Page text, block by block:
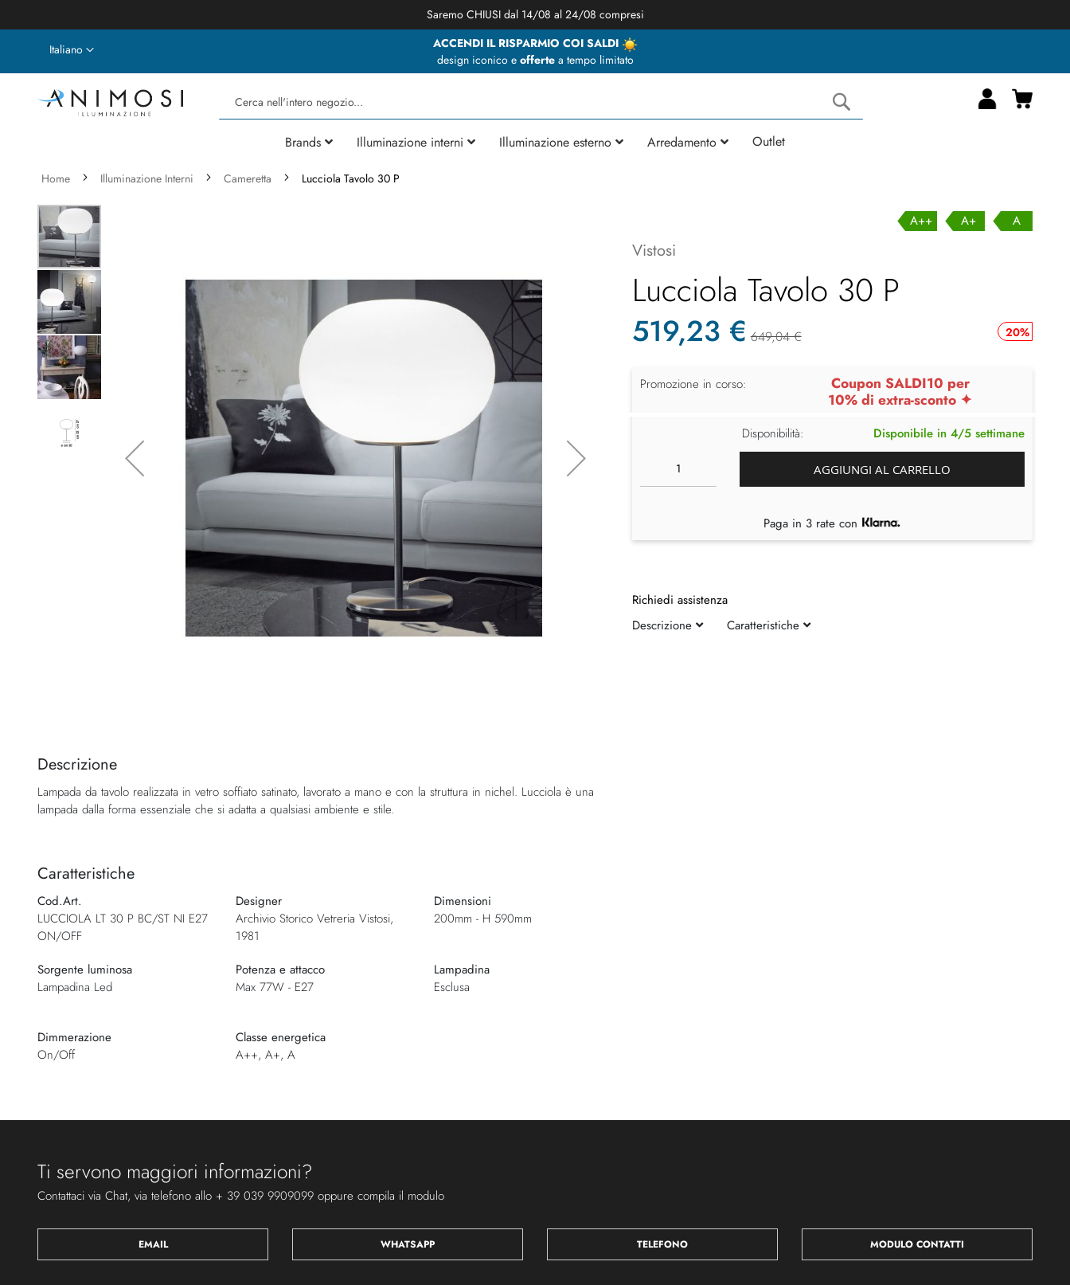
★ Animosi Illuminazione vi augura delle BUONE VACANZE ★
ACCENDI IL RISPARMIO COI SALDI
design iconico e offertea tempo limitato
Lingua
Italiano
Cerca Cerca
Carrello
Brands Illuminazione interni Illuminazione esterno Arredamento Outlet
Home Illuminazione Interni Cameretta Lucciola Tavolo 30 P
Vai
alla
fine
della
galleria
di
immagini
della
di
immagini
Descrizione
Lampada da tavolo realizzata in vetro soffiato satinato, lavorato a mano e con la struttura in nichel. Lucciola è una
lampada dalla forma essenziale che si adatta a qualsiasi ambiente e stile.
Caratteristiche
Cod.Art.
LUCCIOLA LT 30 P BC/ST NI E27
ON/OFF
Designer
Archivio Storico Vetreria Vistosi,
1981
Dimensioni
200mm - H 590mm
Sorgente luminosa
Lampadina Led
Potenza e attacco
Max 77W - E27
Lampadina
Esclusa
Dimmerazione
On/Off
Classe energetica
A++, A+, A
A++ A+ A
Vistosi
Lucciola Tavolo 30 P
20%
519,23 € 649,04 €
Promozione in corso:
Coupon SALDI10 per
10% di extra-sconto ✦
Disponibilità: Disponibile in 4/5 settimane
AGGIUNGI AL CARRELLO
Paga in 3 rate con
Richiedi assistenza
Descrizione
Caratteristiche
Ti servono maggiori informazioni?
Contattaci via Chat, via telefono allo + 39 039 9909099 oppure compila il modulo
EMAIL WHATSAPP TELEFONO MODULO CONTATTI